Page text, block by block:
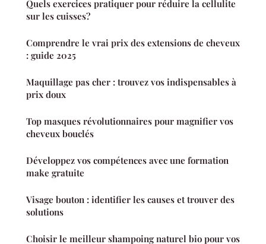
Quels exercices pratiquer pour réduire la cellulite
sur les cuisses?
Comprendre le vrai prix des extensions de cheveux
: guide 2025
Maquillage pas cher : trouvez vos indispensables à
prix doux
Top masques révolutionnaires pour magnifier vos
cheveux bouclés
Développez vos compétences avec une formation
make gratuite
Visage bouton : identifier les causes et trouver des
solutions
Choisir le meilleur shampoing naturel bio pour vos